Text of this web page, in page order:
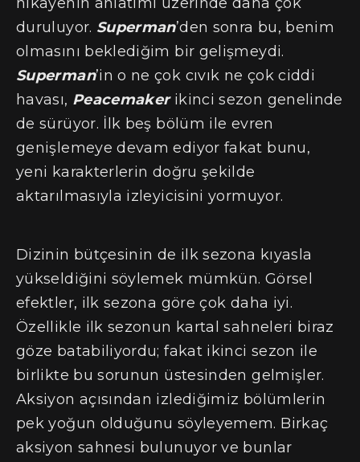
duruluyor. Superman’den sonra bu, benim
olmasını beklediğim bir gelişmeydi.
Superman’in o ne çok cıvık ne çok ciddi
havası, Peacemakerikinci sezon genelinde
de sürüyor. İlk beş bölüm ile evren
genişlemeye devam ediyor fakat bunu,
yeni karakterlerin doğru şekilde
aktarılmasıyla izleyicisini yormuyor.
Dizinin bütçesinin de ilk sezona kıyasla
yükseldiğini söylemek mümkün. Görsel
efektler, ilk sezona göre çok daha iyi.
Özellikle ilk sezonun kartal sahneleri biraz
göze batabiliyordu; fakat ikinci sezon ile
birlikte bu sorunun üstesinden gelmişler.
Aksiyon açısından izlediğimiz bölümlerin
pek yoğun olduğunu söyleyemem. Birkaç
aksiyon sahnesi bulunuyor ve bunlar